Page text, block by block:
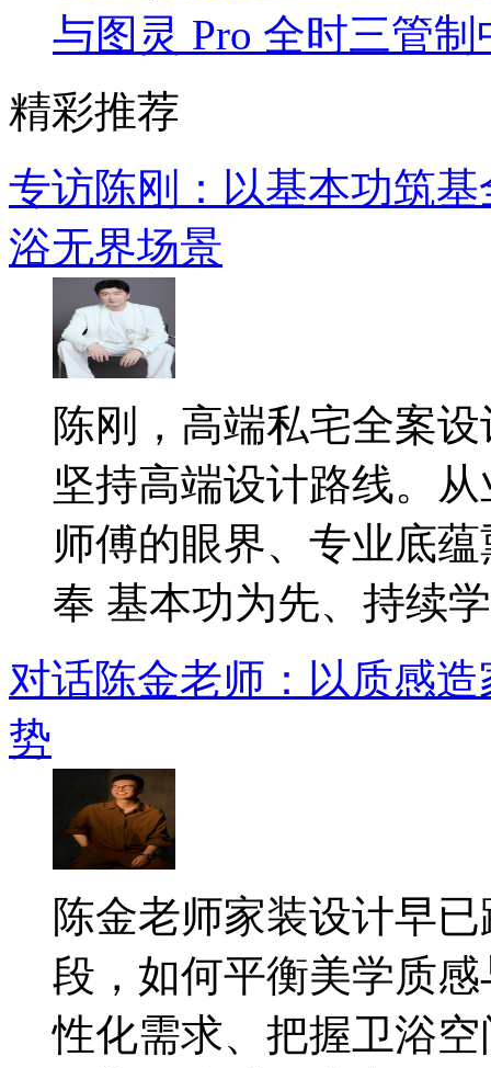
与图灵 Pro 全时三管
精彩推荐
专访陈刚：以基本功筑
浴无界场景
陈刚，高端私宅全案
坚持高端设计路线。
师傅的眼界、专业底
奉 基本功为先、持续
对话陈金老师：以质感
势
陈金老师家装设计早
段，如何平衡美学质
性化需求、把握卫浴